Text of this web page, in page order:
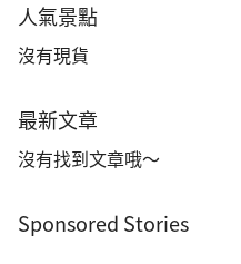
人氣景點
沒有現貨
最新文章
沒有找到文章哦～
Sponsored Stories